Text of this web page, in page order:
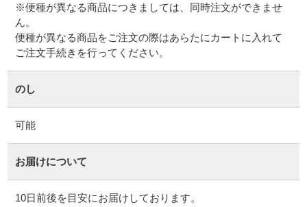
※便種が異なる商品につきましては、同時注文ができませ
ん。
便種が異なる商品をご注文の際はあらたにカートに入れて
ご注文手続きを行ってください。
のし
可能
お届けについて
10日前後を目安にお届けしております。